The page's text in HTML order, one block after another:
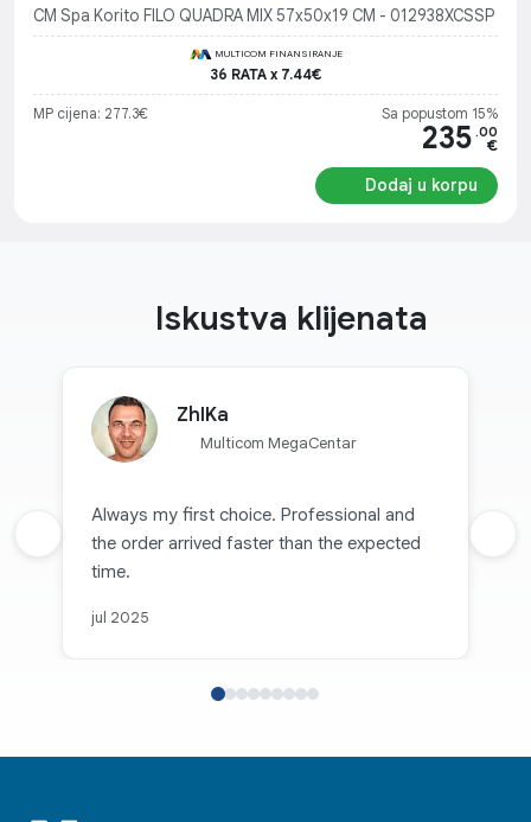
CM Spa Korito FILO QUADRA MIX 57x50x19 CM - 012938XCSSP
MULTICOM FINANSIRANJE
36 RATA x 7.44€
MP cijena: 277.3€ Sa popustom 15%
235 .00
€
Dodaj u korpu
Iskustva klijenata
ZhIKa
Multicom MegaCentar
Always my first choice. Professional and
the order arrived faster than the expected
time.
jul 2025
Prethodna recenzija